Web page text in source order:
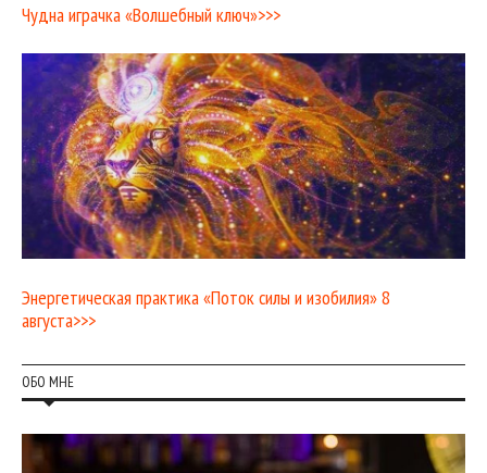
Чудна играчка «Волшебный ключ»>>>
Энергетическая практика «Поток силы и изобилия» 8
августа>>>
ОБО МНЕ